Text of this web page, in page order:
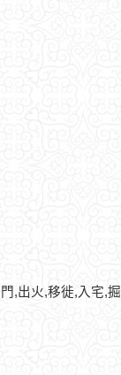
,出火,移徙,入宅,掘